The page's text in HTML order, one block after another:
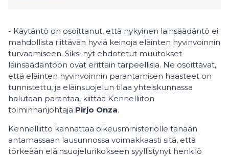
- Käytäntö on osoittanut, että nykyinen lainsäädäntö ei
mahdollista riittävän hyviä keinoja eläinten hyvinvoinnin
turvaamiseen. Siksi nyt ehdotetut muutokset
lainsäädäntöön ovat erittäin tarpeellisia. Ne osoittavat,
että eläinten hyvinvoinnin parantamisen haasteet on
tunnistettu, ja eläinsuojelun tilaa yhteiskunnassa
halutaan parantaa, kiittää Kennelliiton
toiminnanjohtaja Pirjo Onza.
Kennelliitto kannattaa oikeusministeriölle tänään
antamassaan lausunnossa voimakkaasti sitä, että
törkeään eläinsuojelurikokseen syyllistynyt henkilö